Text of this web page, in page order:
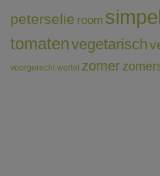
peterselie room
tomatenvegetarisch
voorgerecht wortel zomer